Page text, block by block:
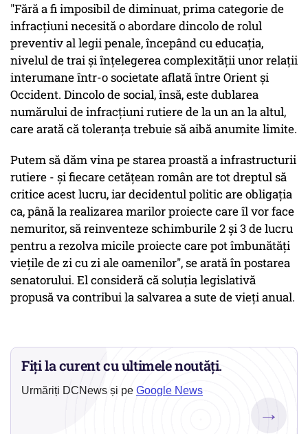
"Fără a fi imposibil de diminuat, prima categorie de
infracţiuni necesită o abordare dincolo de rolul
preventiv al legii penale, începând cu educaţia,
nivelul de trai şi înţelegerea complexităţii unor relaţii
interumane într-o societate aflată între Orient şi
Occident. Dincolo de social, însă, este dublarea
numărului de infracţiuni rutiere de la un an la altul,
care arată că toleranţa trebuie să aibă anumite limite.
Putem să dăm vina pe starea proastă a infrastructurii
rutiere - şi fiecare cetăţean român are tot dreptul să
critice acest lucru, iar decidentul politic are obligaţia
ca, până la realizarea marilor proiecte care îl vor face
nemuritor, să reinventeze schimburile 2 şi 3 de lucru
pentru a rezolva micile proiecte care pot îmbunătăţi
vieţile de zi cu zi ale oamenilor", se arată în postarea
senatorului. El consideră că soluţia legislativă
propusă va contribui la salvarea a sute de vieţi anual.
Fiți la curent cu ultimele noutăți.
Urmăriți DCNews și pe Google News
→